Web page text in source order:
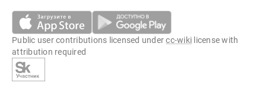
Public user contributions licensed undercc-wiki license with
attribution required